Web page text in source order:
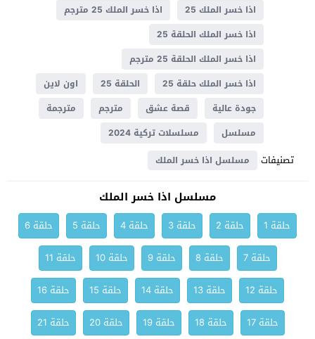
اذا خسر الملك 25
اذا خسر الملك 25 مترجم
اذا خسر الملك الحلقة 25
اذا خسر الملك الحلقة 25 مترجم
اذا خسر الملك حلقة 25
الحلقة 25
اون لاين
جودة عالية
قصة عشق مترجم
مترجمة
مسلسل
مسلسلات تركية 2024
تصنيفات مسلسل اذا خسر الملك
مسلسل اذا خسر الملك
حلقة 1 حلقة 2 حلقة 3 حلقة 4 حلقة 5
حلقة 6
حلقة 7
حلقة 8 حلقة 9 حلقة 10
حلقة 11
حلقة 12
حلقة 13 حلقة 14 حلقة 15
حلقة 16
حلقة 17
حلقة 18 حلقة 19 حلقة 20
حلقة 21